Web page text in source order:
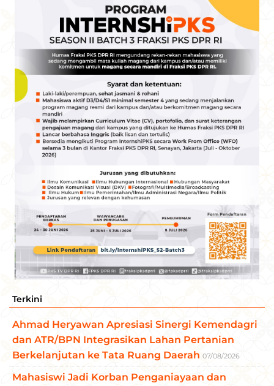
Terkini
Ahmad Heryawan Apresiasi Sinergi Kemendagri
dan ATR/BPN Integrasikan Lahan Pertanian
Berkelanjutan ke Tata Ruang Daerah 07/08/2026
Mahasiswi Jadi Korban Penganiayaan dan